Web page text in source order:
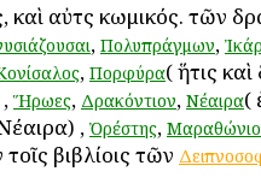
καὶ αὐτὸς κωμικός. τῶν
, Πολυπράγμων,
, Πορφύρα( ἥτις καὶ
, Ἥρωες, Δρακόντιον, Νέαιρα(
, Ὀρέστης,
τοῖς βιβλίοις τῶν